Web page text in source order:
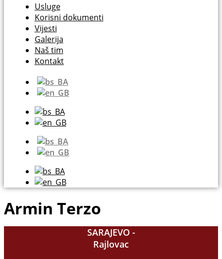
Usluge
Korisni dokumenti
Vijesti
Galerija
Naš tim
Kontakt
Armin Terzo
SARAJEVO -
Rajlovac